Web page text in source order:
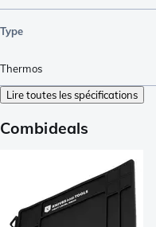
Type
Thermos
Lire toutes les spécifications
Combideals